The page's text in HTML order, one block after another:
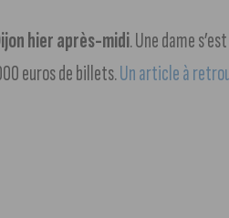
hier après-midi. Une dame
euros de billets.Un article à